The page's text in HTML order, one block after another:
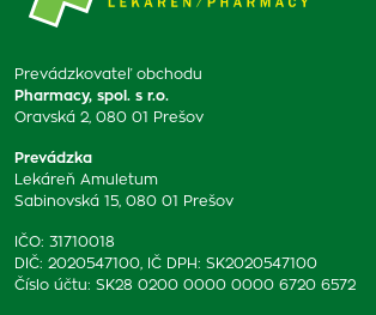
Prevádzkovateľ obchodu
Pharmacy, spol. s r.o.
Oravská 2, 080 01 Prešov
Prevádzka
Lekáreň Amuletum
Sabinovská 15, 080 01 Prešov
IČO: 31710018
DIČ: 2020547100, IČ DPH: SK2020547100
Číslo účtu: SK28 0200 0000 0000 6720 6572